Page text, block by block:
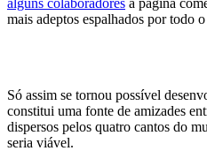
mais adeptos espalhados por todo
Só assim se tornou possível
constitui uma fonte de amizades
dispersos pelos quatro cantos do
seria viável.